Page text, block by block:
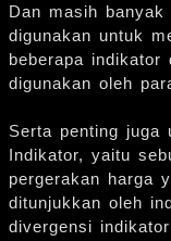
Dan masih
digunakan untuk
beberapa indikator
digunakan oleh
Serta penting juga
Indikator, yaitu
pergerakan harga
ditunjukkan oleh
divergensi